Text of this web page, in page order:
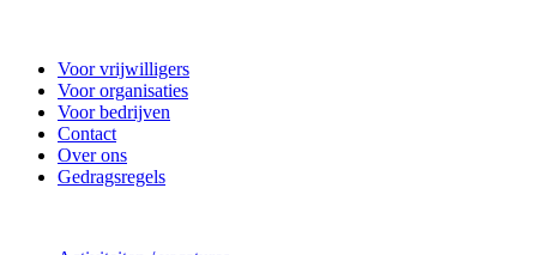
Voor vrijwilligers
Voor organisaties
Voor bedrijven
Contact
Over ons
Gedragsregels